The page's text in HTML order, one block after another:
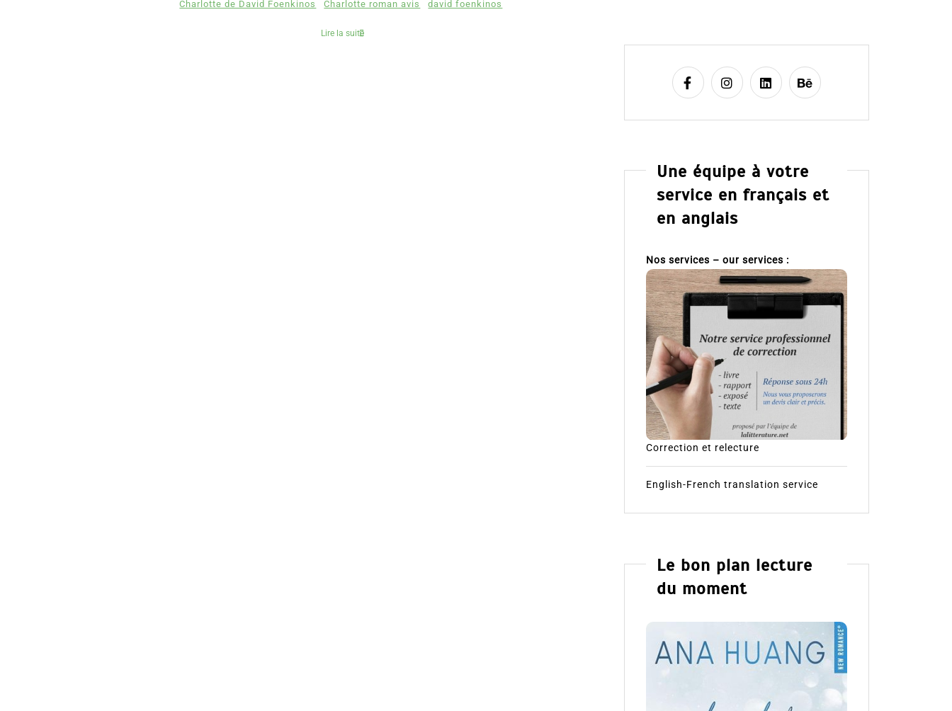
Charlotte de David Foenkinos Charlotte roman avis david foenkinos
Lire la suite
Une équipe à votre
service en français et
en anglais
Nos services – our services :
Correction et relecture
English-French translation service
Le bon plan lecture
du moment